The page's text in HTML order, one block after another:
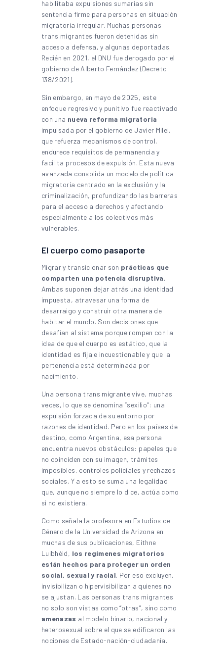
habilitaba expulsiones sumarias sin
sentencia firme para personas en situación
migratoria irregular. Muchas personas
trans migrantes fueron detenidas sin
acceso a defensa, y algunas deportadas.
Recién en 2021, el DNU fue derogado por el
gobierno de Alberto Fernández (Decreto
138/2021).
Sin embargo, en mayo de 2025, este
enfoque regresivo y punitivo fue reactivado
con una nueva reforma migratoria
impulsada por el gobierno de Javier Milei,
que refuerza mecanismos de control,
endurece requisitos de permanencia y
facilita procesos de expulsión. Esta nueva
avanzada consolida un modelo de política
migratoria centrado en la exclusión y la
criminalización, profundizando las barreras
para el acceso a derechos y afectando
especialmente a los colectivos más
vulnerables.
El cuerpo como pasaporte
Migrar y transicionar son prácticas que
comparten una potencia disruptiva.
Ambas suponen dejar atrás una identidad
impuesta, atravesar una forma de
desarraigo y construir otra manera de
habitar el mundo. Son decisiones que
desafían al sistema porque rompen con la
idea de que el cuerpo es estático, que la
identidad es fija e incuestionable y que la
pertenencia está determinada por
nacimiento.
Una persona trans migrante vive, muchas
veces, lo que se denomina “sexilio”: una
expulsión forzada de su entorno por
razones de identidad. Pero en los países de
destino, como Argentina, esa persona
encuentra nuevos obstáculos: papeles que
no coinciden con su imagen, trámites
imposibles, controles policiales y rechazos
sociales. Y a esto se suma una legalidad
que, aunque no siempre lo dice, actúa como
si no existiera.
Como señala la profesora en Estudios de
Género de la Universidad de Arizona en
muchas de sus publicaciones, Eithne
Luibhéid, los regímenes migratorios
están hechos para proteger un orden
social, sexual y racial. Por eso excluyen,
invisibilizan o hipervisibilizan a quienes no
se ajustan. Las personas trans migrantes
no solo son vistas como “otras”, sino como
amenazas al modelo binario, nacional y
heterosexual sobre el que se edificaron las
nociones de Estado-nación-ciudadanía.